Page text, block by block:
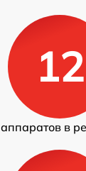
12
аппаратов в